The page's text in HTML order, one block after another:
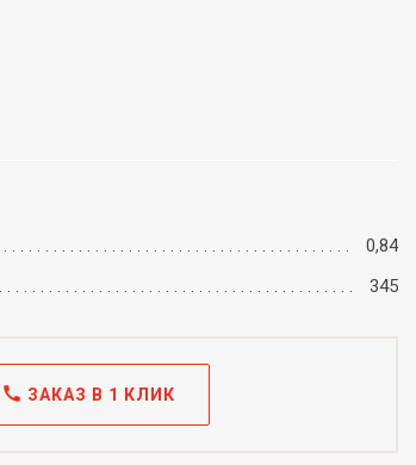
0,84
345
call ЗАКАЗ В 1 КЛИК